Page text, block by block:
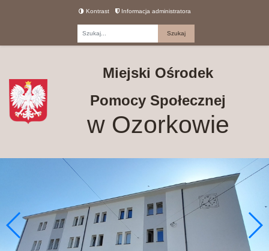
Kontrast Informacja administratora
Miejski Ośrodek
Pomocy Społecznej
w Ozorkowie